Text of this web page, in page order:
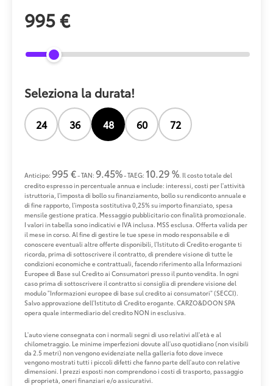
995 €
Seleziona la durata!
24 36 48 60 72
Anticipo: 995 €- TAN: 9.45%- TAEG: 10.29 %. Il costo totale del
credito espresso in percentuale annua e include: interessi, costi per l'attività
istruttoria, l'imposta di bollo su finanziamento, bollo su rendiconto annuale e
di fine rapporto, l'imposta sostitutiva 0,25% su importo finanziato, spesa
mensile gestione pratica. Messaggio pubblicitario con finalità promozionale.
I valori in tabella sono indicativi e IVA inclusa. MSS esclusa. Offerta valida per
il mese in corso. Al fine di gestire le tue spese in modo responsabile e di
conoscere eventuali altre offerte disponibili, l'Istituto di Credito erogante ti
ricorda, prima di sottoscrivere il contratto, di prendere visione di tutte le
condizioni economiche e contrattuali, facendo riferimento alla Informazioni
Europee di Base sul Credito ai Consumatori presso il punto vendita. In ogni
caso prima di sottoscrivere il contratto si consiglia di prendere visione del
modulo "Informazioni europee di base sul credito ai consumatori" (SECCI).
Salvo approvazione dell'Istituto di Credito erogante. CARZO&DOON SPA
opera quale intermediario del credito NON in esclusiva.
L'auto viene consegnata con i normali segni di uso relativi all'età e al
chilometraggio. Le minime imperfezioni dovute all'uso quotidiano (non visibili
da 2.5 metri) non vengono evidenziate nella galleria foto dove invece
vengono mostrati tutti i piccoli difetti che fanno parte dell'auto con relative
dimensioni. I prezzi esposti non comprendono i costi di trasporto, passaggio
di proprietà, oneri finanziari e/o assicurativi.